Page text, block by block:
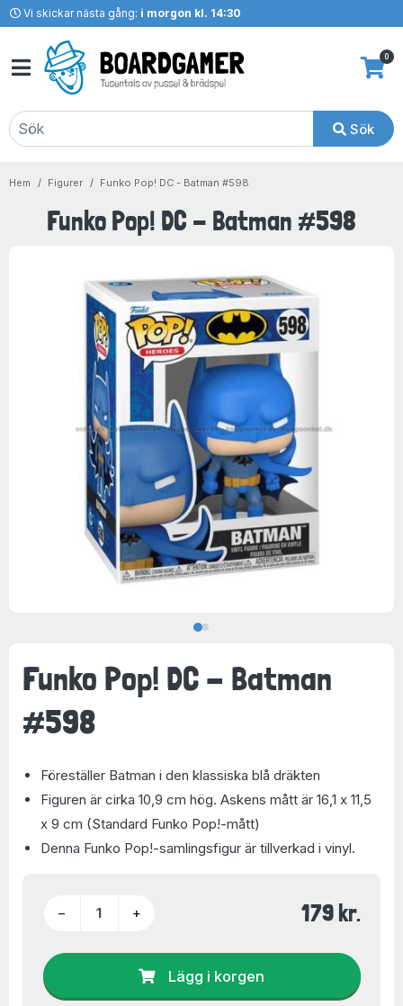
Vi skickar nästa gång: i morgon kl. 14:30
Sök
0
Hem Figurer Funko Pop! DC - Batman #598
Funko Pop! DC - Batman #598
Funko Pop! DC - Batman
#598
Föreställer Batman i den klassiska blå dräkten
Figuren är cirka 10,9 cm hög. Askens mått är 16,1 x 11,5
x 9 cm (Standard Funko Pop!-mått)
Denna Funko Pop!-samlingsfigur är tillverkad i vinyl.
− + 179 kr.
Lägg i korgen